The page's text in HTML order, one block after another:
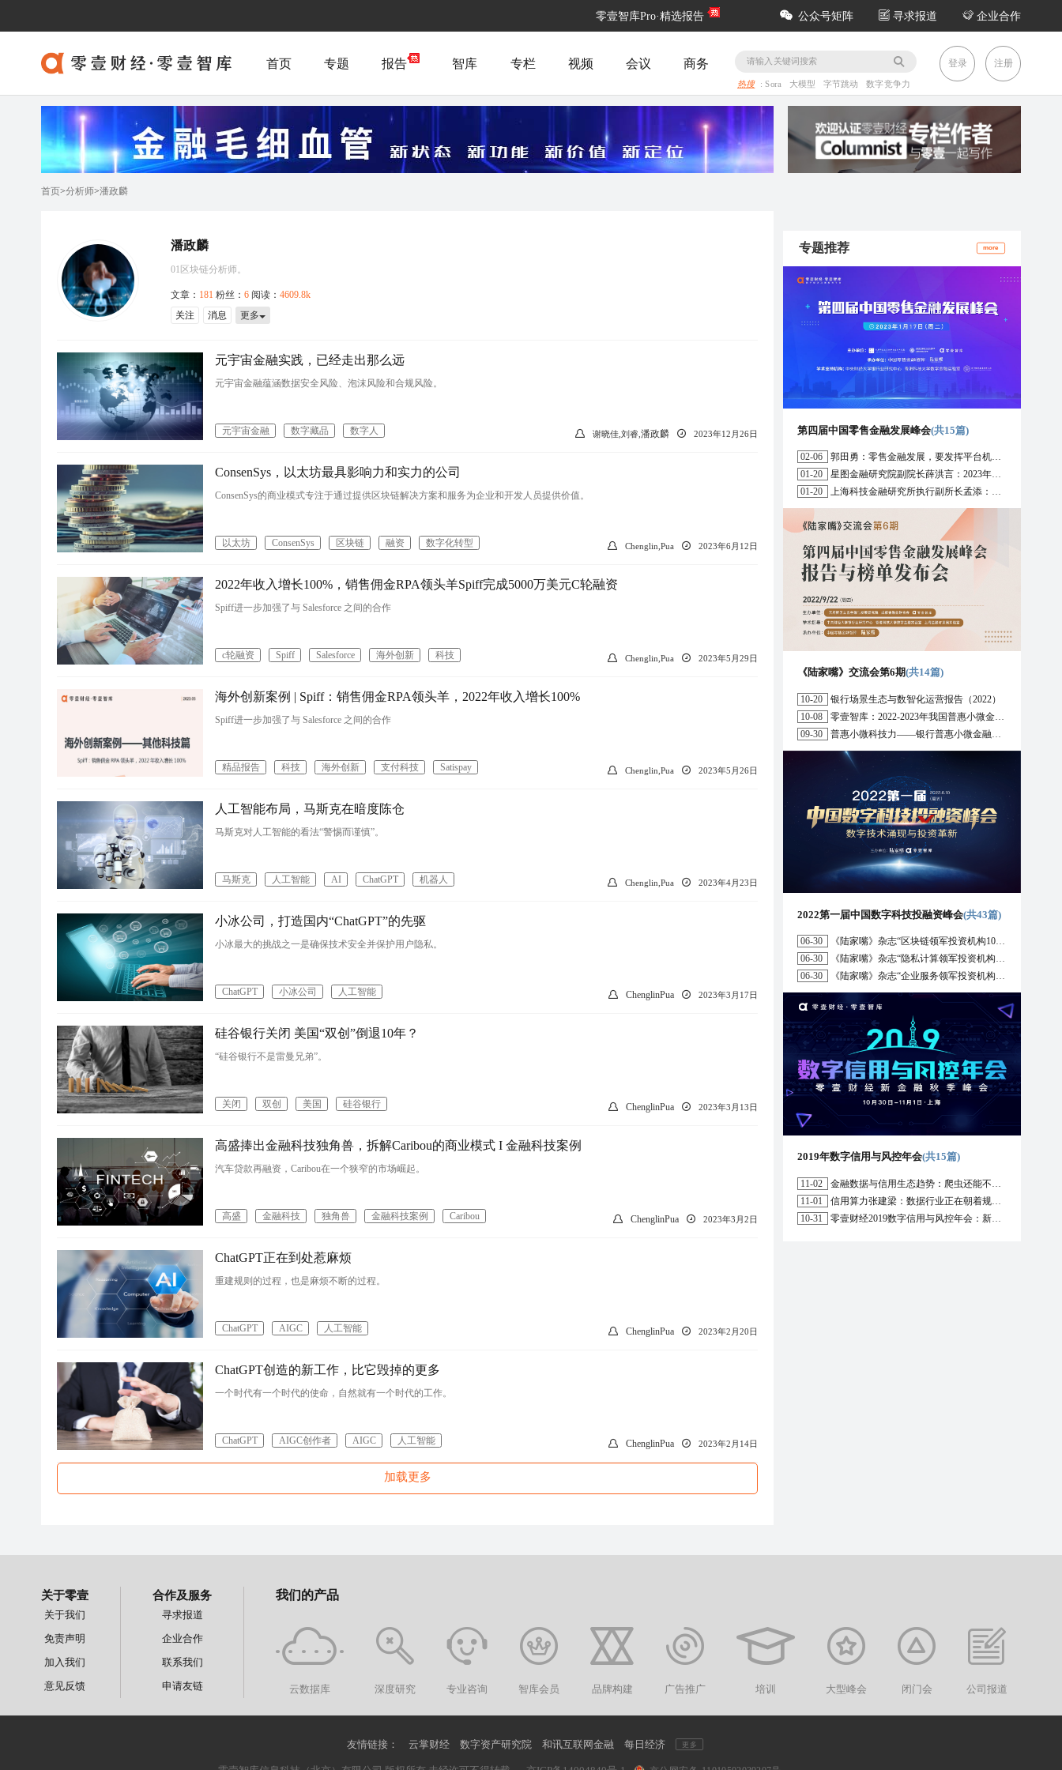
零壹智库Pro·精选报告 公众号矩阵 寻求报道 企业合作
首页 专题 报告 智库 专栏 视频 会议 商务
热搜 :Sora 大模型 字节跳动 数字竞争力
登录 注册
首页>分析师>潘政麟
潘政麟
01区块链分析师。
文章： 181粉丝：6 阅读：4609.8k
关注
消息 更多
元宇宙金融实践，已经走出那么远
元宇宙金融蕴涵数据安全风险、泡沫风险和合规风险。
元宇宙金融 数字藏品 数字人 谢晓佳,刘睿, 潘政麟 2023年12月26日
ConsenSys，以太坊最具影响力和实力的公司
ConsenSys的商业模式专注于通过提供区块链解决方案和服务为企业和开发人员提供价值。
以太坊 ConsenSys 区块链 融资 数字化转型 Chenglin,Pua 2023年6月12日
2022年收入增长100%，销售佣金RPA领头羊Spiff完成5000万美元C轮融资
Spiff进一步加强了与 Salesforce 之间的合作
c轮融资 Spiff Salesforce 海外创新 科技 Chenglin,Pua 2023年5月29日
海外创新案例 | Spiff：销售佣金RPA领头羊，2022年收入增长100%
Spiff进一步加强了与 Salesforce 之间的合作
精品报告 科技 海外创新 支付科技 Satispay Chenglin,Pua 2023年5月26日
人工智能布局，马斯克在暗度陈仓
马斯克对人工智能的看法“警惕而谨慎”。
马斯克 人工智能 AI ChatGPT 机器人 Chenglin,Pua 2023年4月23日
小冰公司，打造国内“ChatGPT”的先驱
小冰最大的挑战之一是确保技术安全并保护用户隐私。
ChatGPT 小冰公司 人工智能 ChenglinPua 2023年3月17日
硅谷银行关闭 美国“双创”倒退10年？
“硅谷银行不是雷曼兄弟”。
关闭 双创 美国 硅谷银行 ChenglinPua 2023年3月13日
高盛捧出金融科技独角兽，拆解Caribou的商业模式 I 金融科技案例
汽车贷款再融资，Caribou在一个狭窄的市场崛起。
高盛 金融科技 独角兽 金融科技案例 Caribou ChenglinPua 2023年3月2日
ChatGPT正在到处惹麻烦
重建规则的过程，也是麻烦不断的过程。
ChatGPT AIGC 人工智能 ChenglinPua 2023年2月20日
ChatGPT创造的新工作，比它毁掉的更多
一个时代有一个时代的使命，自然就有一个时代的工作。
ChatGPT AIGC创作者 AIGC 人工智能 ChenglinPua 2023年2月14日
加载更多
专题推荐 more
第四届中国零售金融发展峰会(共15篇)
02-06
郭田勇：零售金融发展，要发挥平台机构的作用
01-20
星图金融研究院副院长薛洪言：2023年消费信贷或迎来新起点
01-20
上海科技金融研究所执行副所长孟添：开放银行与嵌入式金融为数字普惠金融带来更大发展空间
《陆家嘴》交流会第6期(共14篇)
10-20
银行场景生态与数智化运营报告（2022）
10-08
零壹智库：2022-2023年我国普惠小微金融十大趋势展望
09-30
普惠小微科技力——银行普惠小微金融战略与科技解决方案研究报告（2022）
2022第一届中国数字科技投融资峰会(共43篇)
06-30
《陆家嘴》杂志“区块链领军投资机构10强”榜单正式发布
06-30
《陆家嘴》杂志“隐私计算领军投资机构10强”榜单正式发布
06-30
《陆家嘴》杂志“企业服务领军投资机构10强”榜单正式发布
2019年数字信用与风控年会(共15篇)
11-02
金融数据与信用生态趋势：爬虫还能不能用？区块链能解决哪些问题？
11-01
信用算力张建梁：数据行业正在朝着规范化方向演进，数据确权是数据开放的前提
10-31
零壹财经2019数字信用与风控年会：新形势下行业的机遇与挑战
关于零壹
关于我们
免责声明
加入我们
意见反馈
合作及服务
寻求报道
企业合作
联系我们
申请友链
我们的产品
云数据库 深度研究 专业咨询 智库会员 品牌构建 广告推广 培训 大型峰会 闭门会 公司报道
友情链接： 云掌财经 数字资产研究院 和讯互联网金融 每日经济 更多